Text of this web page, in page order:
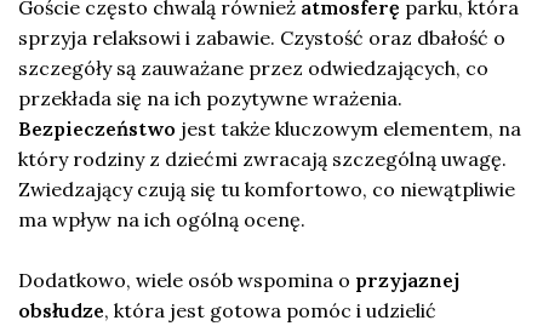
Goście często chwalą również atmosferę parku, która
sprzyja relaksowi i zabawie. Czystość oraz dbałość o
szczegóły są zauważane przez odwiedzających, co
przekłada się na ich pozytywne wrażenia.
Bezpieczeństwo jest także kluczowym elementem, na
który rodziny z dziećmi zwracają szczególną uwagę.
Zwiedzający czują się tu komfortowo, co niewątpliwie
ma wpływ na ich ogólną ocenę.
Dodatkowo, wiele osób wspomina o przyjaznej
obsłudze, która jest gotowa pomóc i udzielić